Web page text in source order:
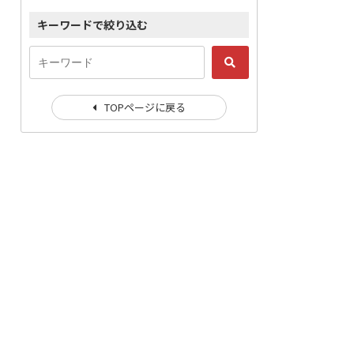
キーワードで絞り込む
TOPページに戻る